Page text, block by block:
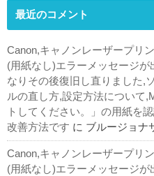
最近のコメント
Canon,キャノンレーザープリ
(用紙なし)エラーメッセージが
なりその後復旧し直りました,
ルの直し方,設定方法について
トしてください。」の用紙を
改善方法です に ブルージョナ
Canon,キャノンレーザープリ
(用紙なし)エラーメッセージが